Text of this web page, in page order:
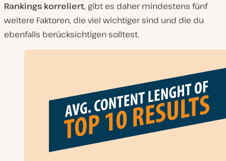
Rankings korreliert, gibt es daher mindestens fünf
weitere Faktoren, die viel wichtiger sind und die du
ebenfalls berücksichtigen solltest.